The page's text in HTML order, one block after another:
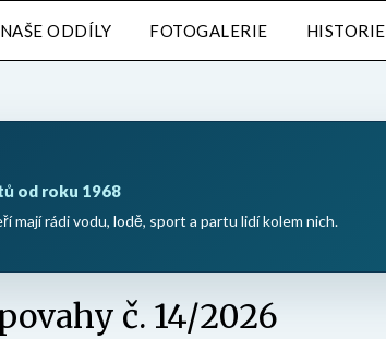
NAŠE ODDÍLY FOTOGALERIE HISTORIE
od roku 1968
mají rádi vodu, lodě, sport a partu lidí kolem nich.
č. 14/2026